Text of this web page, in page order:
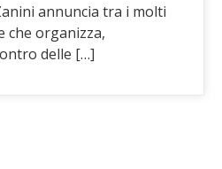
annuncia tra i molti
che organizza,
delle […]